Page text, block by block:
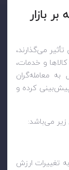
بازار
می‌گذارند،
و خدمات،
معامله‌گران
پیش‌بینی کرده و
زیر می‌باشد:
تغییرات ارزش